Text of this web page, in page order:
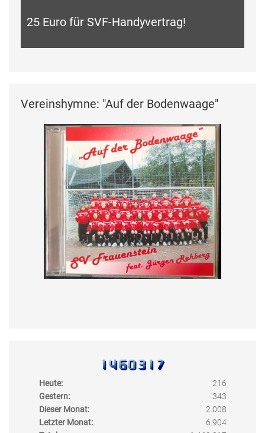
25 Euro für SVF-Handyvertrag!
Vereinshymne: "Auf der Bodenwaage"
Heute:
216
Gestern:
343
Dieser Monat:
2.008
Letzter Monat:
6.904